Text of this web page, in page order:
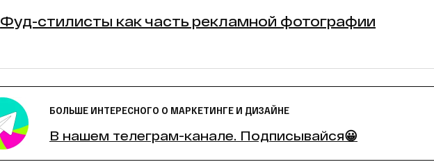
Фуд-стилисты как часть рекламной фотографии
БОЛЬШЕ ИНТЕРЕСНОГО О МАРКЕТИНГЕ И ДИЗАЙНЕ
В нашем телеграм-канале. Подписывайся😀